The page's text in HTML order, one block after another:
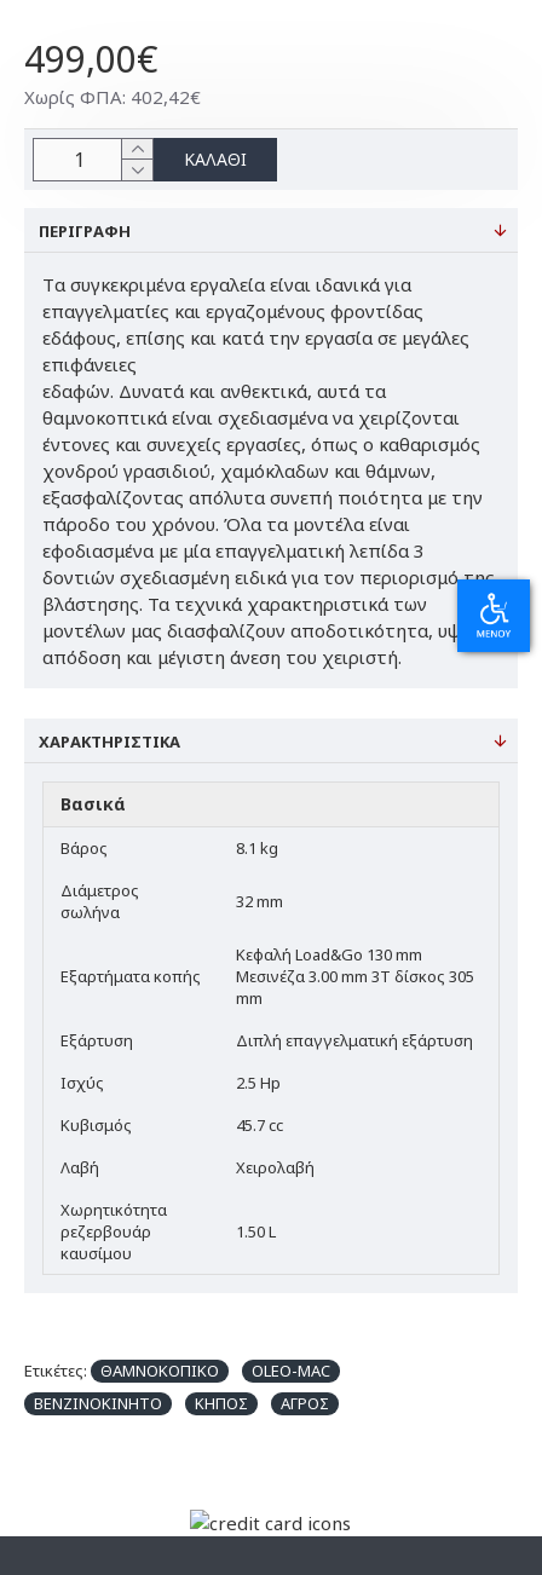
499,00€
Χωρίς ΦΠΑ: 402,42€
ΚΑΛΆΘΙ
ΠΕΡΙΓΡΑΦΉ
Tα συγκεκριμένα εργαλεία είναι ιδανικά για
επαγγελματίες και εργαζομένους φροντίδας
εδάφους, επίσης και κατά την εργασία σε μεγάλες
επιφάνειες
εδαφών. Δυνατά και ανθεκτικά, αυτά τα
θαμνοκοπτικά είναι σχεδιασμένα να χειρίζονται
έντονες και συνεχείς εργασίες, όπως ο καθαρισμός
χονδρού γρασιδιού, χαμόκλαδων και θάμνων,
εξασφαλίζοντας απόλυτα συνεπή ποιότητα με την
πάροδο του χρόνου. Όλα τα μοντέλα είναι
εφοδιασμένα με μία επαγγελματική λεπίδα 3
δοντιών σχεδιασμένη ειδικά για τον περιορισμό της
βλάστησης. Τα τεχνικά χαρακτηριστικά των
μοντέλων μας διασφαλίζουν αποδοτικότητα, υψηλή
απόδοση και μέγιστη άνεση του χειριστή.
ΧΑΡΑΚΤΗΡΙΣΤΙΚΆ
Βασικά
Βάρος
8.1 kg
Διάμετρος
σωλήνα
32 mm
Εξαρτήματα κοπής
Κεφαλή Load&Go 130 mm
Μεσινέζα 3.00 mm 3T δίσκος 305
mm
Εξάρτυση
Διπλή επαγγελματική εξάρτυση
Ισχύς
2.5 Hp
Κυβισμός
45.7 cc
Λαβή
Χειρολαβή
Χωρητικότητα
ρεζερβουάρ
καυσίμου
1.50 L
Ετικέτες: ΘΑΜΝΟΚΟΠΙΚΟ
OLEO-MAC
ΒΕΝΖΙΝΟΚΙΝΗΤΟ
ΚΗΠΟΣ ΑΓΡΟΣ